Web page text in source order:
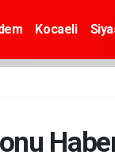
Kocaeli